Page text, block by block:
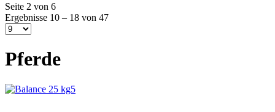
Seite 2 von 6
Ergebnisse 10 – 18 von 47
Pferde